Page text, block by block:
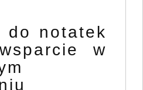
do notatek
w